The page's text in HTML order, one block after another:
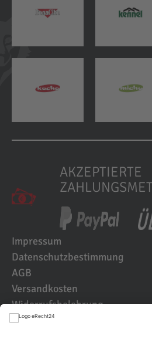
AKZEPTIERTE
Impressum
Datenschutzbestimmung
AGB
Versandkosten
Widerrufsbelehrung
Kundenbewertungen